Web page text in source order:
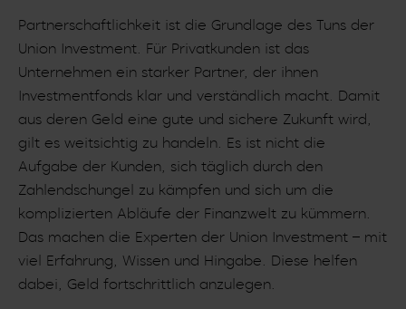
Partnerschaftlichkeit ist die Grundlage des Tuns der
Union Investment. Für Privatkunden ist das
Unternehmen ein starker Partner, der ihnen
Investmentfonds klar und verständlich macht. Damit
aus deren Geld eine gute und sichere Zukunft wird,
gilt es weitsichtig zu handeln. Es ist nicht die
Aufgabe der Kunden, sich täglich durch den
Zahlendschungel zu kämpfen und sich um die
komplizierten Abläufe der Finanzwelt zu kümmern.
Das machen die Experten der Union Investment – mit
viel Erfahrung, Wissen und Hingabe. Diese helfen
dabei, Geld fortschrittlich anzulegen.